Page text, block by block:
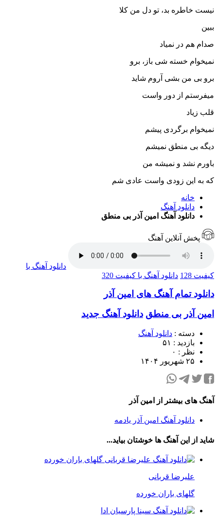
نیست خاطره بد، تو دل من کلا
ببین
صدام هم در نمیاد
نمیخوام خسته شی باز، برو
برو بی من بشی آروم شاید
میفرستم از دور واست
قلب زیاد
نمیخوام برگردی پیشم
دیگه بی منطق نمیشم
باورم نشد و نمیشه من
که به این زودی واست عادی شم
خانه
دانلود آهنگ
دانلود آهنگ امین آذر بی منطق
پخش آنلاین آهنگ
دانلود آهنگ با
کیفیت 128
دانلود آهنگ با کیفیت 320
دانلود تمام آهنگ های امین آذر
امین آذر بی منطق دانلود آهنگ جدید
دسته : دانلود آهنگ
بازدید : ۵۱
نظر : ۰
۲۵ شهریور ۱۴۰۴
آهنگ های بیشتر از امین آذر
دانلود آهنگ امین آذر یادمه
شاید از این آهنگ ها خوشتان بیاید...
علیرضا قربانی
گلهای باران خورده